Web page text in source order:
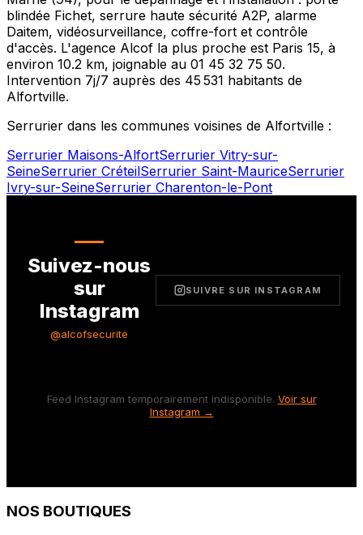
blindée Fichet, serrure haute sécurité A2P, alarme
Daitem, vidéosurveillance, coffre-fort et contrôle
d'accès. L'agence Alcof la plus proche est Paris 15, à
environ 10.2 km, joignable au 01 45 32 75 50.
Intervention 7j/7 auprès des 45 531 habitants de
Alfortville.
Serrurier dans les communes voisines de Alfortville :
Serrurier Maisons-AlfortSerrurier Vitry-sur-
SeineSerrurier CréteilSerrurier Saint-MauriceSerrurier
Ivry-sur-SeineSerrurier Charenton-le-Pont
Suivez-nous
sur
Instagram
@alcofsecurite
SUIVRE SUR INSTAGRAM
Feed Instagram temporairement indisponible. Voir sur
Instagram →
NOS BOUTIQUES